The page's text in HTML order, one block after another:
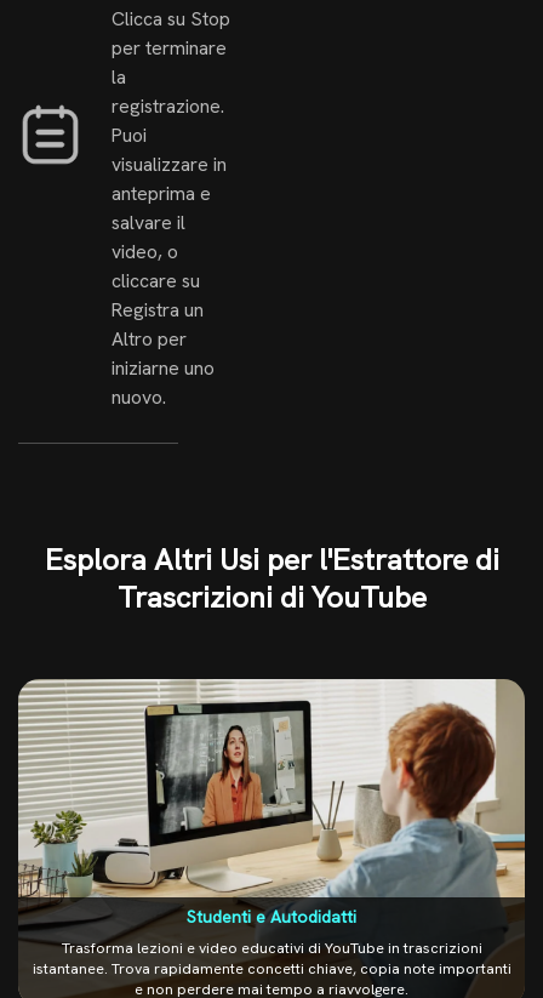
Clicca su Stop
per terminare
la
registrazione.
Puoi
visualizzare in
anteprima e
salvare il
video, o
cliccare su
Registra un
Altro per
iniziarne uno
nuovo.
Esplora Altri Usi per l'Estrattore di
Trascrizioni di YouTube
Studenti e Autodidatti
Trasforma lezioni e video educativi di YouTube in trascrizioni
istantanee. Trova rapidamente concetti chiave, copia note importanti
e non perdere mai tempo a riavvolgere.